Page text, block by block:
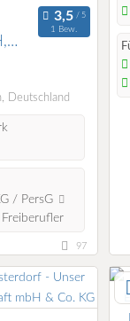
1 Bew.
Deutschland
/ PersG
Freiberufler
97